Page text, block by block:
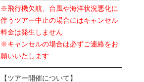
※飛行機欠航、台風や海洋状況悪化に
伴うツアー中止の場合にはキャンセル
料金は発生しません
※キャンセルの場合は必ずご連絡をお
願いいたします
【ツアー開催について】